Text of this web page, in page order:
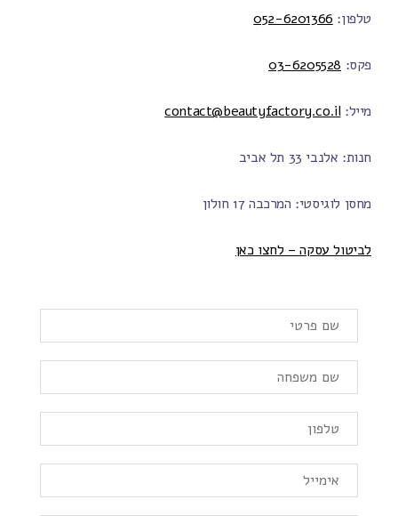
טלפון: 052-6201366
פקס: 03-6205528
מייל:contact@beautyfactory.co.il
חנות: אלנבי 33 תל אביב
מחסן לוגיסטי: המרכבה 17 חולון
לביטול עסקה – לחצו כאן